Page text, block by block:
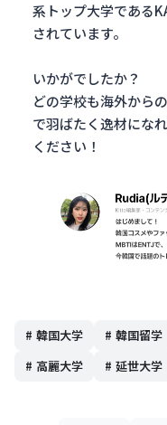
系トップ大学である
されています。
いかがでしたか？
どの学校も海外から
で羽ばたく逸材にな
ください！
# 韓国大学 # 韓国留学
# 高麗大学 # 延世大学